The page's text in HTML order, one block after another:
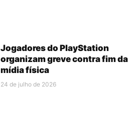
Jogadores do PlayStation
organizam greve contra fim da
mídia física
24 de julho de 2026